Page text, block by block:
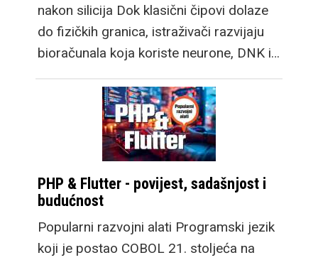
nakon silicija Dok klasični čipovi dolaze
do fizičkih granica, istraživači razvijaju
bioračunala koja koriste neurone, DNK i…
PHP & Flutter - povijest, sadašnjost i
budućnost
Popularni razvojni alati Programski jezik
koji je postao COBOL 21. stoljeća na